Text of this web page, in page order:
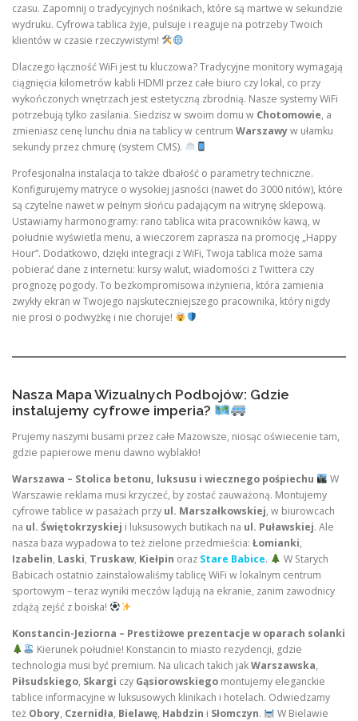
czasu. Zapomnij o tradycyjnych nośnikach, które są martwe w sekundzie
wydruku. Cyfrowa tablica żyje, pulsuje i reaguje na potrzeby Twoich
klientów w czasie rzeczywistym!
Dlaczego łączność WiFi jest tu kluczowa? Tradycyjne monitory wymagają
ciągnięcia kilometrów kabli HDMI przez całe biuro czy lokal, co przy
wykończonych wnętrzach jest estetyczną zbrodnią. Nasze systemy WiFi
potrzebują tylko zasilania. Siedzisz w swoim domu w Chotomowie, a
zmieniasz cenę lunchu dnia na tablicy w centrum Warszawyw ułamku
sekundy przez chmurę (system CMS).
Profesjonalna instalacja to także dbałość o parametry techniczne.
Konfigurujemy matryce o wysokiej jasności (nawet do 3000 nitów), które
są czytelne nawet w pełnym słońcu padającym na witrynę sklepową.
Ustawiamy harmonogramy: rano tablica wita pracowników kawą, w
południe wyświetla menu, a wieczorem zaprasza na promocję „Happy
Hour”. Dodatkowo, dzięki integracji z WiFi, Twoja tablica może sama
pobierać dane z internetu: kursy walut, wiadomości z Twittera czy
prognozę pogody. To bezkompromisowa inżynieria, która zamienia
zwykły ekran w Twojego najskuteczniejszego pracownika, który nigdy
nie prosi o podwyżkę i nie choruje!
Nasza Mapa Wizualnych Podbojów: Gdzie
instalujemy cyfrowe imperia?
Prujemy naszymi busami przez całe Mazowsze, niosąc oświecenie tam,
gdzie papierowe menu dawno wyblakło!
Warszawa – Stolica betonu, luksusu i wiecznego pośpiechu
W
Warszawie reklama musi krzyczeć, by zostać zauważoną. Montujemy
cyfrowe tablice w pasażach przy ul. Marszałkowskiej, w biurowcach
na ul. Świętokrzyskiej i luksusowych butikach na ul. Puławskiej. Ale
nasza baza wypadowa to też zielone przedmieścia: Łomianki,
Izabelin, Laski, Truskaw, Kiełpin oraz Stare Babice.
W Starych
Babicach ostatnio zainstalowaliśmy tablicę WiFi w lokalnym centrum
sportowym – teraz wyniki meczów lądują na ekranie, zanim zawodnicy
zdążą zejść z boiska!
Konstancin-Jeziorna – Prestiżowe prezentacje w oparach solanki
Kierunek południe! Konstancin to miasto rezydencji, gdzie
technologia musi być premium. Na ulicach takich jakWarszawska,
Piłsudskiego, Skargi czy Gąsiorowskiego montujemy eleganckie
tablice informacyjne w luksusowych klinikach i hotelach. Odwiedzamy
też Obory, Czernidła, Bielawę, Habdzin i Słomczyn.
W Bielawie